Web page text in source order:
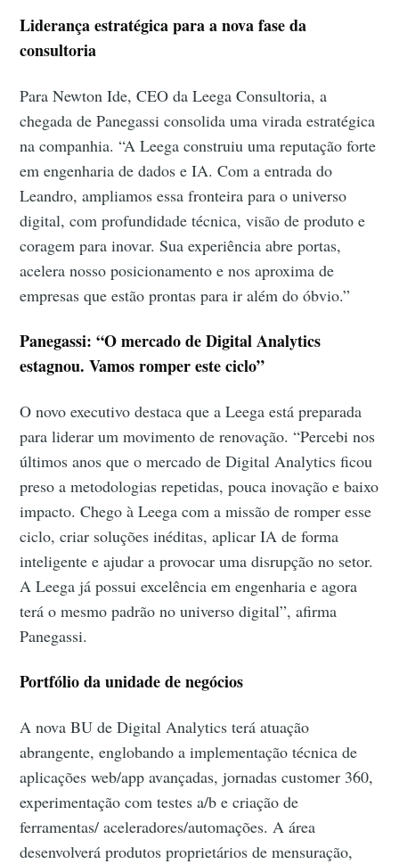
Liderança estratégica para a nova fase da
consultoria
Para Newton Ide, CEO da Leega Consultoria, a
chegada de Panegassi consolida uma virada estratégica
na companhia. “A Leega construiu uma reputação forte
em engenharia de dados e IA. Com a entrada do
Leandro, ampliamos essa fronteira para o universo
digital, com profundidade técnica, visão de produto e
coragem para inovar. Sua experiência abre portas,
acelera nosso posicionamento e nos aproxima de
empresas que estão prontas para ir além do óbvio.”
Panegassi: “O mercado de Digital Analytics
estagnou. Vamos romper este ciclo”
O novo executivo destaca que a Leega está preparada
para liderar um movimento de renovação. “Percebi nos
últimos anos que o mercado de Digital Analytics ficou
preso a metodologias repetidas, pouca inovação e baixo
impacto. Chego à Leega com a missão de romper esse
ciclo, criar soluções inéditas, aplicar IA de forma
inteligente e ajudar a provocar uma disrupção no setor.
A Leega já possui excelência em engenharia e agora
terá o mesmo padrão no universo digital”, afirma
Panegassi.
Portfólio da unidade de negócios
A nova BU de Digital Analytics terá atuação
abrangente, englobando a implementação técnica de
aplicações web/app avançadas, jornadas customer 360,
experimentação com testes a/b e criação de
ferramentas/ aceleradores/automações. A área
desenvolverá produtos proprietários de mensuração,